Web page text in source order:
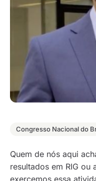
Congresso Nacional do
Quem de nós aqui
resultados em RIG ou